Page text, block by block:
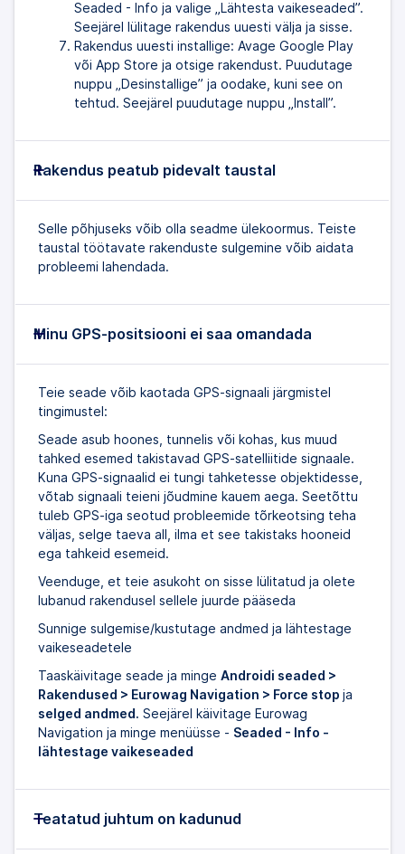
Seaded - Info ja valige „Lähtesta vaikeseaded”.
Seejärel lülitage rakendus uuesti välja ja sisse.
Rakendus uuesti installige: Avage Google Play
või App Store ja otsige rakendust. Puudutage
nuppu „Desinstallige” ja oodake, kuni see on
tehtud. Seejärel puudutage nuppu „Install”.
Rakendus peatub pidevalt taustal
Selle põhjuseks võib olla seadme ülekoormus. Teiste
taustal töötavate rakenduste sulgemine võib aidata
probleemi lahendada.
Minu GPS-positsiooni ei saa omandada
Teie seade võib kaotada GPS-signaali järgmistel
tingimustel:
Seade asub hoones, tunnelis või kohas, kus muud
tahked esemed takistavad GPS-satelliitide signaale.
Kuna GPS-signaalid ei tungi tahketesse objektidesse,
võtab signaali teieni jõudmine kauem aega. Seetõttu
tuleb GPS-iga seotud probleemide tõrkeotsing teha
väljas, selge taeva all, ilma et see takistaks hooneid
ega tahkeid esemeid.
Veenduge, et teie asukoht on sisse lülitatud ja olete
lubanud rakendusel sellele juurde pääseda
Sunnige sulgemise/kustutage andmed ja lähtestage
vaikeseadetele
Taaskäivitage seade ja minge Androidi seaded >
Rakendused > Eurowag Navigation > Force stop ja
selged andmed. Seejärel käivitage Eurowag
Navigation ja minge menüüsse - Seaded - Info -
lähtestage vaikeseaded
Teatatud juhtum on kadunud